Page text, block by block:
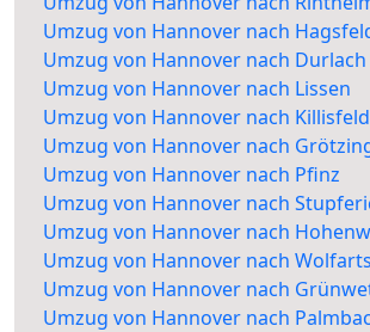
Umzug von Hannover nach
Umzug von Hannover nach Durlach
Umzug von Hannover nach Lissen
Umzug von Hannover nach Killisfeld
Umzug von Hannover nach
Umzug von Hannover nach Pfinz
Umzug von Hannover nach
Umzug von Hannover nach
Umzug von Hannover nach
Umzug von Hannover nach
Umzug von Hannover nach